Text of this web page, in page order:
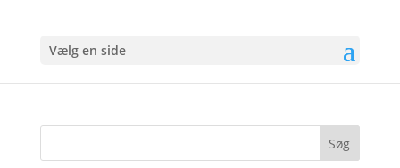
Vælg en side
Rehmi-2021